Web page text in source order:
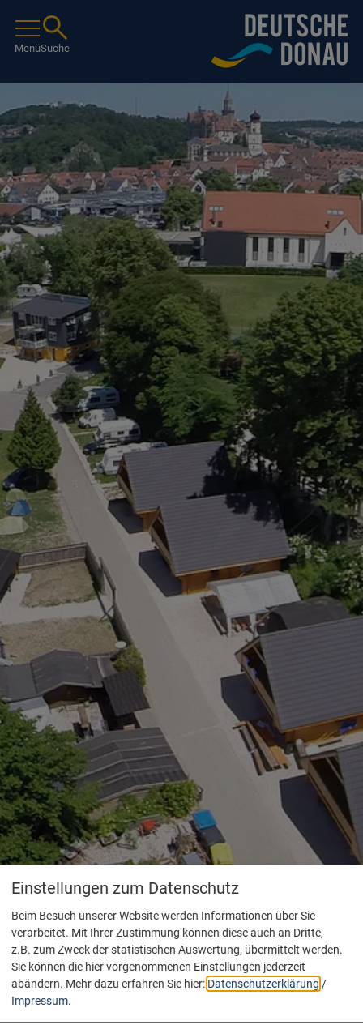
MenüSuche
Einstellungen zum Datenschutz
Beim Besuch unserer Website werden Informationen über Sie
verarbeitet. Mit Ihrer Zustimmung können diese auch an Dritte,
z.B. zum Zweck der statistischen Auswertung, übermittelt werden.
Sie können die hier vorgenommenen Einstellungen jederzeit
abändern. Mehr dazu erfahren Sie hier: Datenschutzerklärung /
Impressum.